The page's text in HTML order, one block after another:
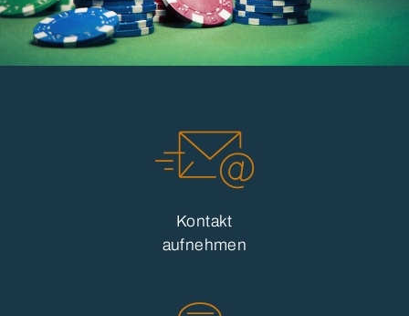
Kontakt
aufnehmen